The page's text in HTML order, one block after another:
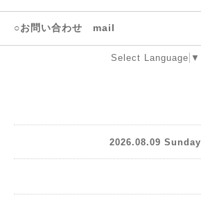
○お問い合わせ mail
Select Language ▼
2026.08.09 Sunday